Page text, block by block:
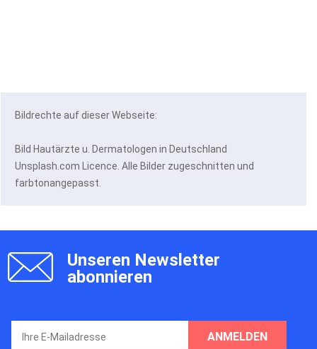
Bildrechte auf dieser Webseite:
Bild Hautärzte u. Dermatologen in Deutschland
Unsplash.com Licence. Alle Bilder zugeschnitten und
farbtonangepasst.
Unseren Newsletter
abonnieren
ANMELDEN